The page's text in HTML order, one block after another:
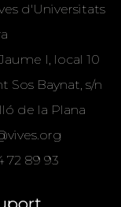
d'Universitats
I, local 10
Sos Baynat, s/n
de la Plana
72 89 93